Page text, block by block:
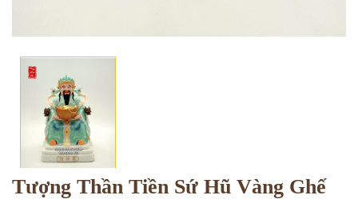
Tượng Thần Tiền Sứ Hũ Vàng Ghế